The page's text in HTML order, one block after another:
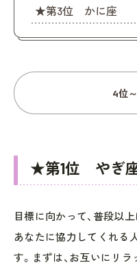
★第3位 かに座
4位
★第1位 やぎ
目標に向かって、普段以
あなたに協力してくれる
す。まずは、お互いにリ